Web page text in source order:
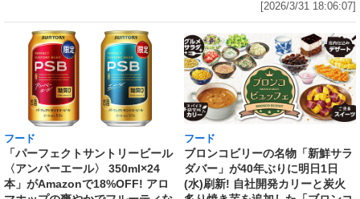
[2026/3/31 18:06:07]
フード
「パーフェクトサントリービール
〈アンバーエール〉 350ml×24
本」がAmazonで18%OFF! アロ
フード
ブロンコビリーの名物「新鮮サラ
ダバー」が40年ぶりに明日1日
(水)刷新! 自社開発カリーと炭火